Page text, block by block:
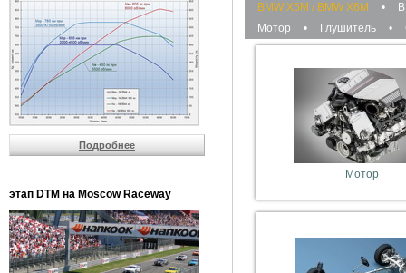
Подробнее
этап DTM на Moscow Raceway
BMW X5M / BMW X6M
•
Мотор
• Глушитель •
Мотор